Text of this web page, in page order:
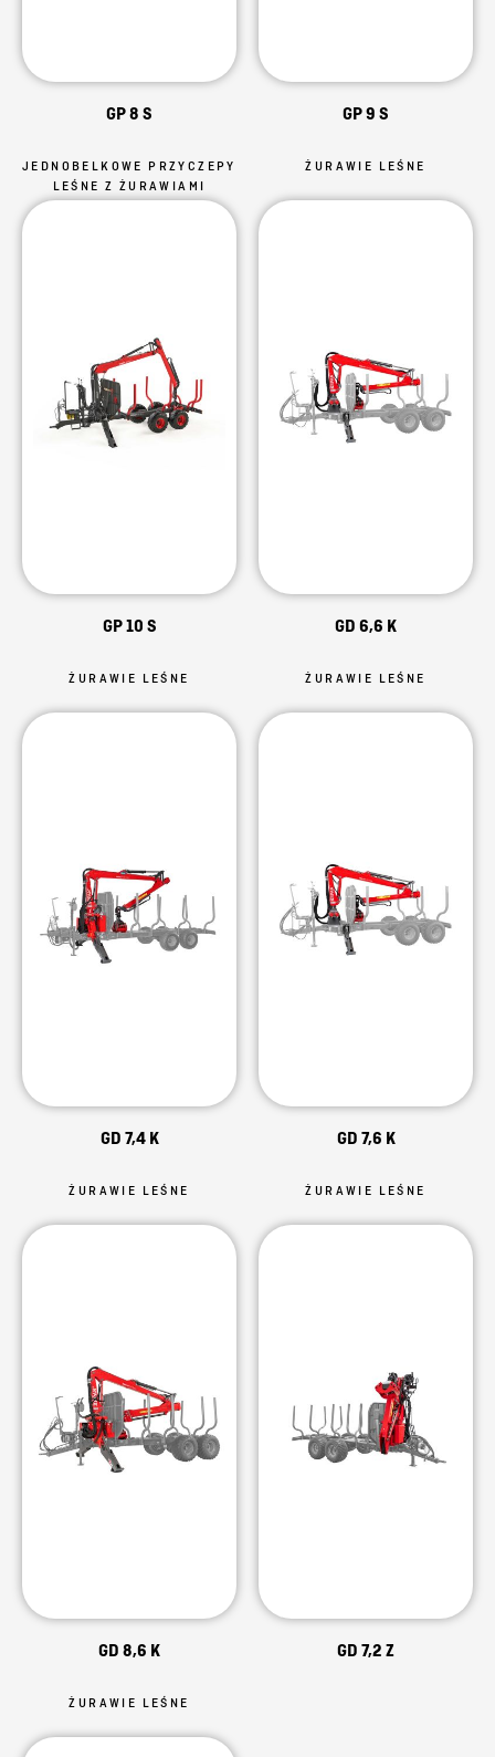
GP 8 S GP 9 S
JEDNOBELKOWE PRZYCZEPY
LEŚNE Z ŻURAWIAMI
GP 10 S
ŻURAWIE LEŚNE
GD 6,6 K
ŻURAWIE LEŚNE
GD 7,4 K
ŻURAWIE LEŚNE
GD 7,6 K
ŻURAWIE LEŚNE
GD 8,6 K
ŻURAWIE LEŚNE
GD 7,2 Z
ŻURAWIE LEŚNE